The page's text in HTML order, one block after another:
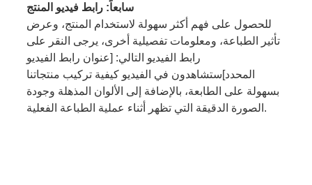
سابعاً: رابط فيديو المنتج
للحصول على فهم أكثر سهولة لاستخدام المنتج، وعرض
تأثير الطباعة، ومعلومات تفصيلية أخرى، يرجى النقر على
رابط الفيديو التالي: [عنوان رابط الفيديو
المحدد]ستشاهدون في الفيديو كيفية تركيب منتجاتنا
بسهولة على الطابعة، بالإضافة إلى الألوان المذهلة وجودة
الصورة الدقيقة التي تظهر أثناء عملية الطباعة الفعلية.